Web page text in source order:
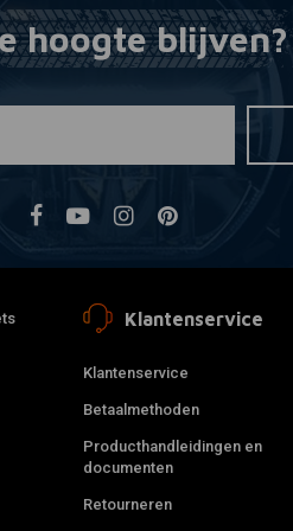
Ich verwende die Teile für
Service;
hoogte blijven?
Klantenservice
Klantenservice
Betaalmethoden
Producthandleidingen en
documenten
Retourneren